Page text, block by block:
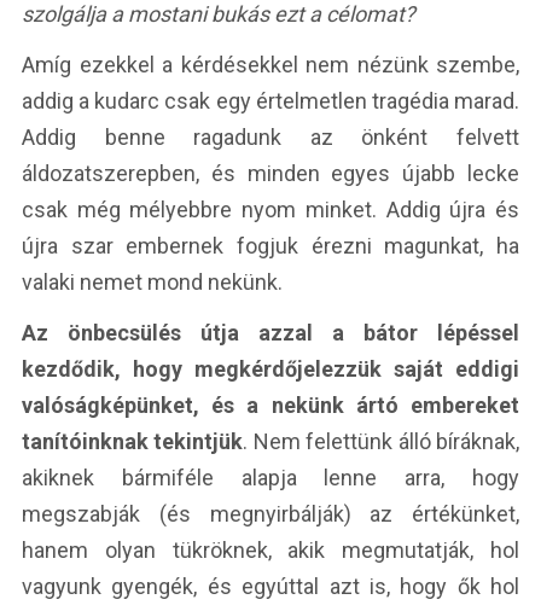
szolgálja a mostani bukás ezt a célomat?
Amíg ezekkel a kérdésekkel nem nézünk szembe,
addig a kudarc csak egy értelmetlen tragédia marad.
Addig benne ragadunk az önként felvett
áldozatszerepben, és minden egyes újabb lecke
csak még mélyebbre nyom minket. Addig újra és
újra szar embernek fogjuk érezni magunkat, ha
valaki nemet mond nekünk.
Az önbecsülés útja azzal a bátor lépéssel
kezdődik, hogy megkérdőjelezzük saját eddigi
valóságképünket, és a nekünk ártó embereket
tanítóinknak tekintjük. Nem felettünk álló bíráknak,
akiknek bármiféle alapja lenne arra, hogy
megszabják (és megnyirbálják) az értékünket,
hanem olyan tükröknek, akik megmutatják, hol
vagyunk gyengék, és egyúttal azt is, hogy ők hol